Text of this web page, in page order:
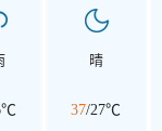
晴
37/27℃